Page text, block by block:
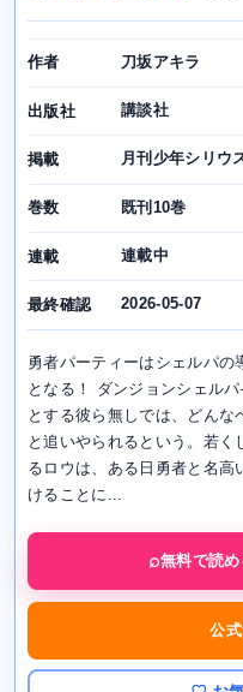
作者 刀坂アキラ
出版社 講談社
掲載 月刊少年シリウ
巻数 既刊10巻
連載 連載中
最終確認 2026-05-07
勇者パーティーはシェルパの
となる！ ダンジョンシェル
とする彼ら無しでは、どん
と追いやられるという。若
るロウは、ある日勇者と名高
けることに...
無料で読
公